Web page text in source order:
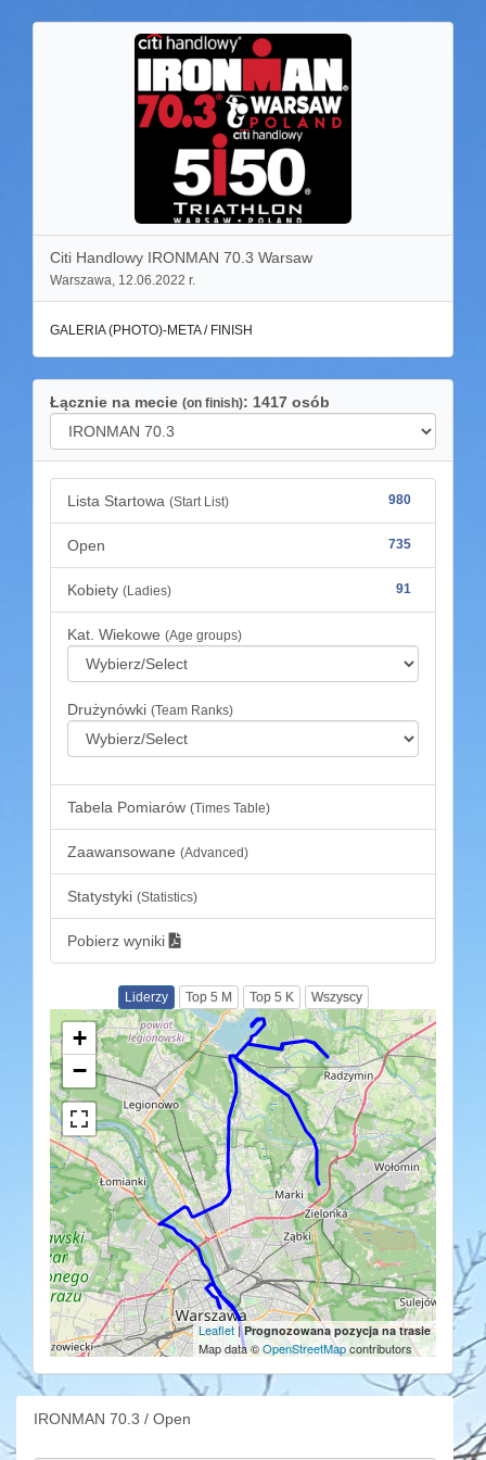
Citi Handlowy IRONMAN 70.3 Warsaw
Warszawa, 12.06.2022 r.
GALERIA (PHOTO)-META / FINISH
Łącznie na mecie (on finish): 1417 osób
Lista Startowa (Start List) 980
Open 735
Kobiety (Ladies) 91
Kat. Wiekowe (Age groups)
Drużynówki (Team Ranks)
Tabela Pomiarów (Times Table)
Zaawansowane (Advanced)
Statystyki (Statistics)
Pobierz wyniki
Liderzy Top 5 M Top 5 K Wszyscy
+
−
Leaflet|Prognozowana pozycja na trasie
Map data ©OpenStreetMapcontributors
IRONMAN 70.3 / Open